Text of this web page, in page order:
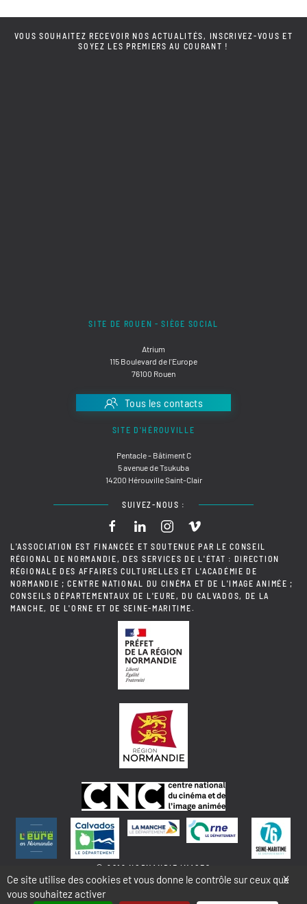
VOUS SOUHAITEZ RECEVOIR NOS ACTUALITÉS, INSCRIVEZ-VOUS ET
SOYEZ LES PREMIERS AU COURANT !
SITE DE ROUEN - SIÈGE SOCIAL
Atrium
115 Boulevard de l'Europe
76100 Rouen
Tous les contacts
SITE D'HÉROUVILLE
Pentacle - Bâtiment C
5 avenue de Tsukuba
14200 Hérouville Saint-Clair
SUIVEZ-NOUS :
L'ASSOCIATION EST FINANCÉE ET SOUTENUE PAR LE CONSEIL
RÉGIONAL DE NORMANDIE, DES SERVICES DE L'ÉTAT : DIRECTION
RÉGIONALE DES AFFAIRES CULTURELLES ET L'ACADÉMIE DE
NORMANDIE ; CENTRE NATIONAL DU CINÉMA ET DE L'IMAGE ANIMÉE ;
CONSEILS DÉPARTEMENTAUX DE L'EURE, DU CALVADOS, DE LA
MANCHE, DE L'ORNE ET DE SEINE-MARITIME.
© 2018 NORMANDIE IMAGES
X
Ce site utilise des cookies et vous donne le contrôle sur ceux que
vous souhaitez activer